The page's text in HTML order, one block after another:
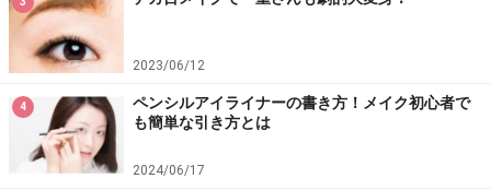
2023/06/12
4
ペンシルアイライナーの書き方！メイク初心者で
も簡単な引き方とは
2024/06/17